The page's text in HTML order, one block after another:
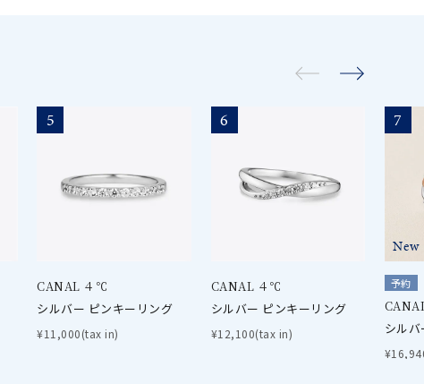
5
CANAL ４℃
シルバー ピンキーリング
¥11,000(tax in)
6
CANAL ４℃
シルバー ピンキーリング
¥12,100(tax in)
New
7
予約
シル